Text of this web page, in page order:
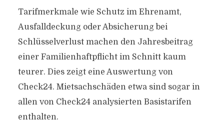
Tarifmerkmale wie Schutz im Ehrenamt,
Ausfalldeckung oder Absicherung bei
Schlüsselverlust machen den Jahresbeitrag
einer Familienhaftpflicht im Schnitt kaum
teurer. Dies zeigt eine Auswertung von
Check24. Mietsachschäden etwa sind sogar in
allen von Check24 analysierten Basistarifen
enthalten.